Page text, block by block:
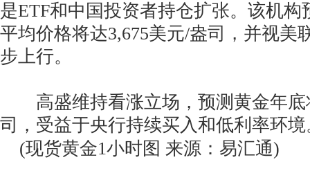
是ETF和中国投资者持仓扩张。该机构
平均价格将达3,675美元/盎司，并视美
步上行。
高盛维持看涨立场，预测黄金年底
司，受益于央行持续买入和低利率环境
(现货黄金1小时图 来源：易汇通)